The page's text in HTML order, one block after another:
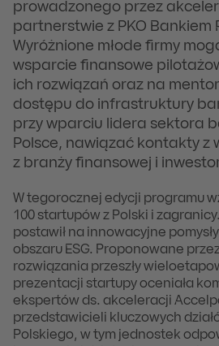
prowadzonego przez
partnerstwie z PKO Bankiem
Wyróżnione młode firmy
wsparcie finansowe
ich rozwiązań oraz na
dostępu do infrastruktury
przy wparciu lidera sektora
Polsce, nawiązać kontakty z
z branży finansowej i
W tegorocznej edycji programu
100 startupów z Polski i zagranicy.
postawił na innowacyjne
obszaru ESG. Proponowane
rozwiązania przeszły
prezentacji startupy oceniała
ekspertów ds. akceleracji
przedstawicieli kluczowych
Polskiego, w tym jednostek